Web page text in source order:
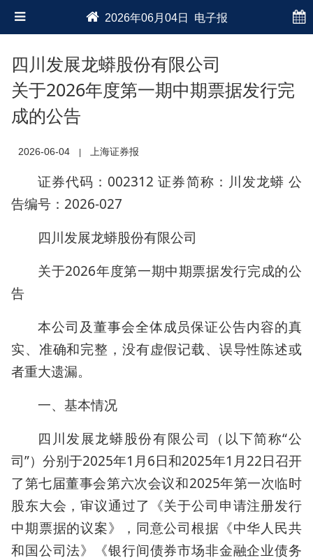
2026年06月04日 电子报
四川发展龙蟒股份有限公司
关于2026年度第一期中期票据发行完
成的公告
2026-06-04 上海证券报
证券代码：002312 证券简称：川发龙蟒 公
告编号：2026-027
四川发展龙蟒股份有限公司
关于2026年度第一期中期票据发行完成的公
告
本公司及董事会全体成员保证公告内容的真
实、准确和完整，没有虚假记载、误导性陈述或
者重大遗漏。
一、基本情况
四川发展龙蟒股份有限公司（以下简称“公
司”）分别于2025年1月6日和2025年1月22日召开
了第七届董事会第六次会议和2025年第一次临时
股东大会，审议通过了《关于公司申请注册发行
中期票据的议案》，同意公司根据《中华人民共
和国公司法》《银行间债券市场非金融企业债务